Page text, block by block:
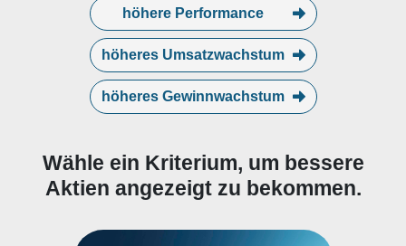
höhere Performance
höheres Umsatzwachstum
höheres Gewinnwachstum
Wähle ein Kriterium, um bessere
Aktien angezeigt zu bekommen.